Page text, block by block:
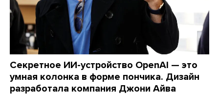
Секретное ИИ-устройство OpenAI — это
умная колонка в форме пончика. Дизайн
разработала компания Джони Айва